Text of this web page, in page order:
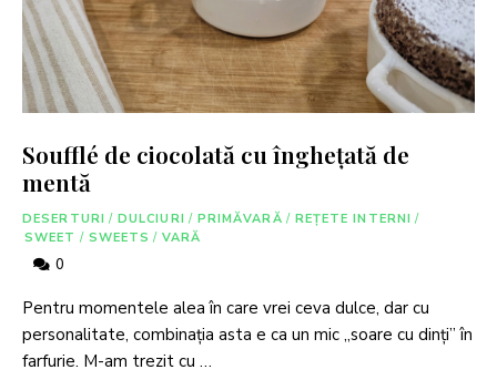
Soufflé de ciocolată cu înghețată de
mentă
DESERTURI / DULCIURI / PRIMĂVARĂ / REȚETE INTERNI /
SWEET / SWEETS / VARĂ
0
Pentru momentele alea în care vrei ceva dulce, dar cu
personalitate, combinația asta e ca un mic „soare cu dinți” în
farfurie. M-am trezit cu …